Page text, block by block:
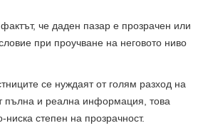
че даден пазар е прозрачен или
при проучване на неговото ниво
се нуждаят от голям разход на
пълна и реална информация, това
степен на прозрачност.